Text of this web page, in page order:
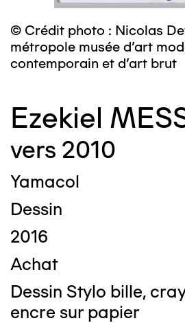
© Crédit photo : Nicolas
métropole musée d’art
contemporain et d’art brut
Ezekiel
vers 2010
Yamacol
Dessin
2016
Achat
Dessin Stylo bille,
encre sur papier